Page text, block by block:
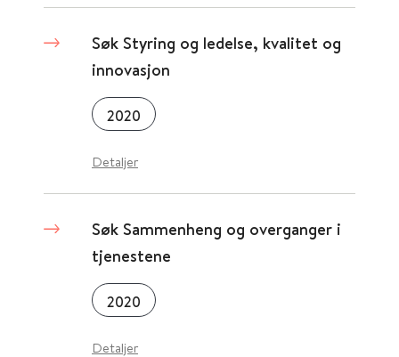
Søk Styring og ledelse, kvalitet og
innovasjon
2020
Detaljer
Søk Sammenheng og overganger i
tjenestene
2020
Detaljer